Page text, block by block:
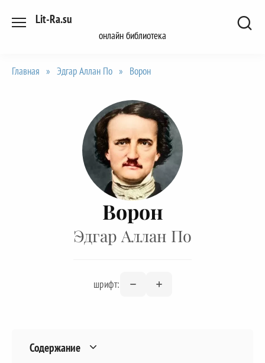
Lit-Ra.su
онлайн библиотека
Главная » Эдгар Аллан По » Ворон
Ворон
Эдгар Аллан По
шрифт:
Содержание